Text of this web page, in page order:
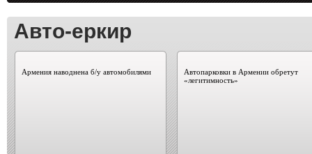
Авто-еркир
Армения наводнена б/у автомобилями
Автопарковки в Армении обретут
«легитимность»